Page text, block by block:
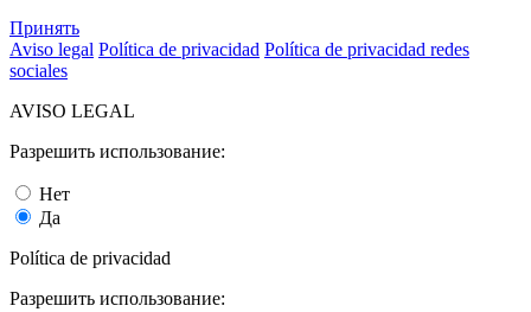
Принять
Aviso legal Política de privacidad Política de privacidad redes
sociales
AVISO LEGAL
Разрешить использование:
Нет
Да
Política de privacidad
Разрешить использование: